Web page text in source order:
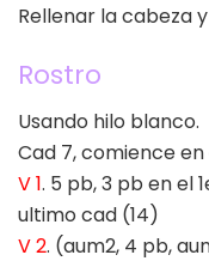
Rellenar la cabeza
Rostro
Usando hilo blanco.
Cad 7, comience
V 1. 5 pb, 3 pb en el
ultimo cad (14)
V 2. (aum2, 4 pb,